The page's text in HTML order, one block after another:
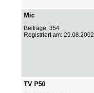
Mic
Beiträge: 354
Registriert am: 29.08.2002
TV P50